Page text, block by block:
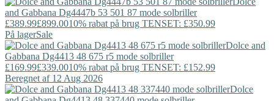
and Gabbana Dg4447b 53 501 87 mode solbriller
£389.99£899.0010% rabat på brug TENSET: £350.99
På lagerSale
Dolce and
Gabbana Dg4413 48 675 r5 mode solbriller
£169.99£339.0010% rabat på brug TENSET: £152.99
Beregnet af 12 Aug 2026
Dolce